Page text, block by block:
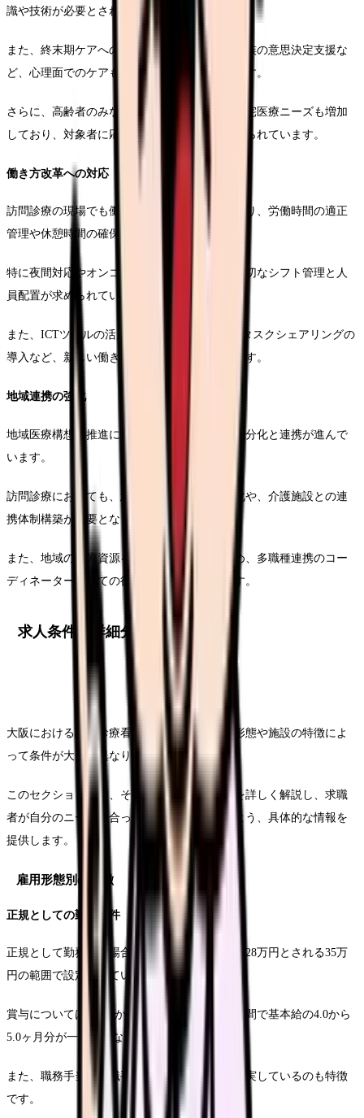
識や技術が必要とされています。
また、終末期ケアへの意識も先行し、患者や家族の意思決定支援な
ど、心理面でのケアも重要な業務となっています。
さらに、高齢者のみならず、小児や若年層の在宅医療ニーズも増加
しており、対象者に応じた専門的なケアが求められています。
働き方改革への対応
訪問診療の現場でも働き方改革が進められており、労働時間の適正
管理や休憩時間の確保が重視されています。
特に夜間対応やオンコール体制については、適切なシフト管理と人
員配置が求められています。
また、ICTツールの活用による業務効率化や、タスクシェアリングの
導入など、新しい働き方への変革が進んでいます。
地域連携の強化
地域医療構想の推進により、医療機関間の機能分化と連携が進んで
います。
訪問診療においても、急性期病院との連携強化や、介護施設との連
携体制構築が重要となっています。
また、地域の医療資源を効率的に活用するため、多職種連携のコー
ディネーターとしての役割も期待されています。
求人条件の詳細分析
大阪における訪問診療看護師の求人は、雇用形態や施設の特徴によ
って条件が大きく異なります。
このセクションでは、それぞれの特徴や違いを詳しく解説し、求職
者が自分のニーズに合った職場を選択できるよう、具体的な情報を
提供します。
雇用形態別の特徴
正規としての勤務条件
正規として勤務する場合、基本給は経験により28万円とされる35万
円の範囲で設定されています。
賞与については年2回から4回の支給があり、年間で基本給の4.0から
5.0ヶ月分が一般的となっております。
また、職務手当や役職手当など、各種手当が充実しているのも特徴
です。